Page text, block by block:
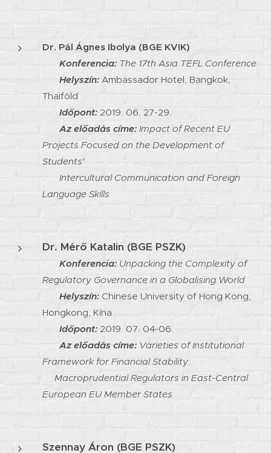
Dr. Pál Ágnes Ibolya (BGE KVIK)
Konferencia: The 17th Asia TEFL Conference
Helyszín: Ambassador Hotel, Bangkok,
Thaiföld
Időpont: 2019. 06. 27-29.
Az előadás címe: Impact of Recent EU
Projects Focused on the Development of
Students'
Intercultural Communication and Foreign
Language Skills
Dr. Mérő Katalin (BGE PSZK)
Konferencia: Unpacking the Complexity of
Regulatory Governance in a Globalising World
Helyszín: Chinese University of Hong Kong,
Hongkong, Kína
Időpont: 2019. 07. 04-06.
Az előadás címe: Varieties of Institutional
Framework for Financial Stability:
Macroprudential Regulators in East-Central
European EU Member States
Szennay Áron (BGE PSZK)